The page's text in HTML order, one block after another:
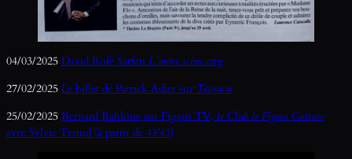
04/03/2025 David Rofé Sarfati L’autre scène.org
27/02/2025 Le billet de Patrick Adler sur Tatouvu
25/02/2025 Bernard Babkine sur Figaro TV, le Club le Figaro Culture
avec Sylvie Testud (à partir de 43’43)